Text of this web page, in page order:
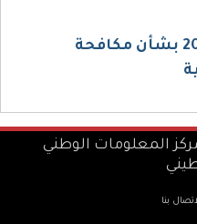
قرار بقانون رقم 18 لسنة 2015 بشأن مكافحة
المعلومات الوطني
بنا